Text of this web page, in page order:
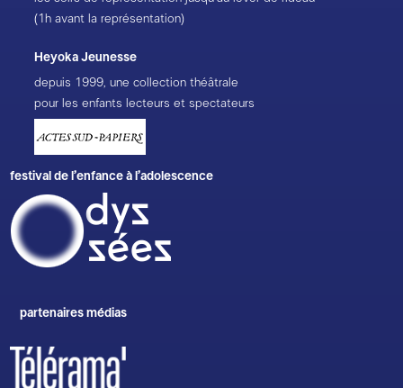
(1h avant la représentation)
Heyoka Jeunesse
depuis 1999, une collection théâtrale
pour les enfants lecteurs et spectateurs
festival de l’enfance à l’adolescence
partenaires médias